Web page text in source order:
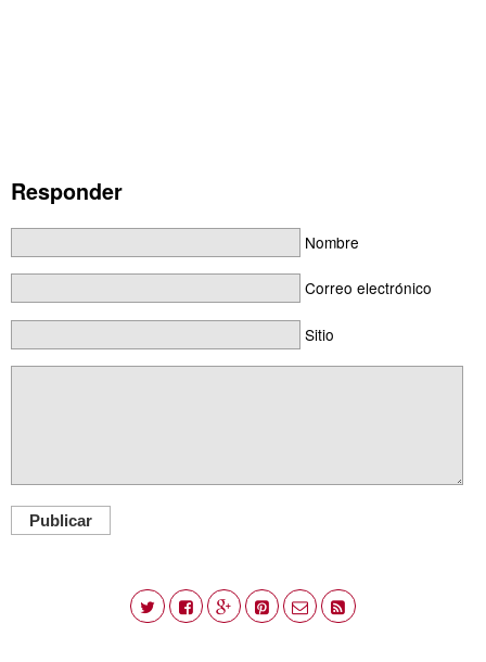
Responder
Nombre
Correo electrónico
Sitio
Publicar